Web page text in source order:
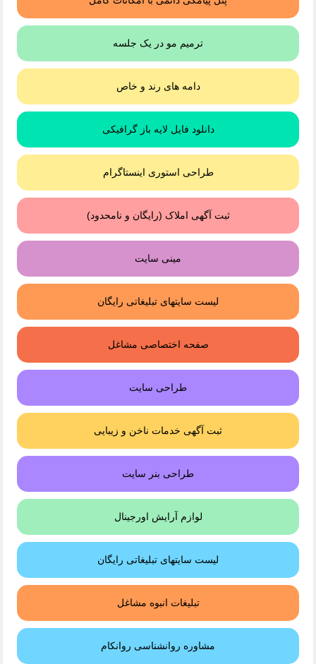
ترمیم مو در یک جلسه
دامه های رند و خاص
دانلود فایل لایه باز گرافیکی
طراحی استوری اینستاگرام
ثبت آگهی املاک (رایگان و نامحدود)
مینی سایت
لیست سایتهای تبلیغاتی رایگان
صفحه اختصاصی مشاغل
طراحی سایت
ثبت آگهی خدمات ناخن و زیبایی
طراحی بنر سایت
لوازم آرایش اورجینال
لیست سایتهای تبلیغاتی رایگان
تبلیغات انبوه مشاغل
مشاوره روانشناسی روانکام